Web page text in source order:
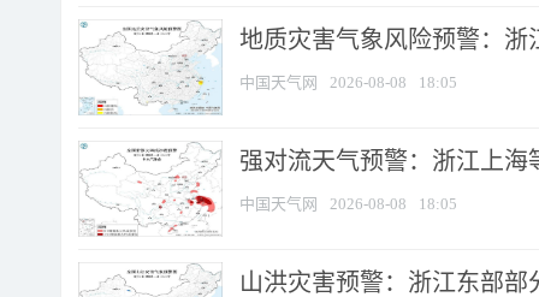
地质灾害气象风险预警：
中国天气网 2026-08-08 18:05
强对流天气预警：浙江上海
中国天气网 2026-08-08 18:05
山洪灾害预警：浙江东部